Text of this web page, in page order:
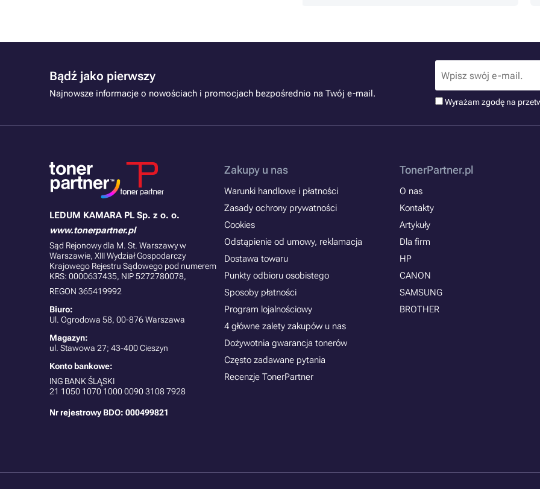
Bądź jako pierwszy
Najnowsze informacje o nowościach i promocjach bezpośrednio na Twój e-mail.
Wyrażam zgodę na
LEDUM KAMARA PL Sp. z o. o.
www.tonerpartner.pl
Sąd Rejonowy dla M. St. Warszawy w
Warszawie, XIII Wydział Gospodarczy
Krajowego Rejestru Sądowego pod numerem
KRS: 0000637435, NIP 5272780078,
REGON 365419992
Biuro:
Ul. Ogrodowa 58, 00-876 Warszawa
Magazyn:
ul. Stawowa 27; 43-400 Cieszyn
Konto bankowe:
ING BANK ŚLĄSKI
21 1050 1070 1000 0090 3108 7928
Nr rejestrowy BDO: 000499821
Zakupy u nas
Warunki handlowe i płatności
Zasady ochrony prywatności
Cookies
Odstąpienie od umowy, reklamacja
Dostawa towaru
Punkty odbioru osobistego
Sposoby płatności
Program lojalnościowy
4 główne zalety zakupów u nas
Dożywotnia gwarancja tonerów
Często zadawane pytania
Recenzje TonerPartner
TonerPartner.pl
O nas
Kontakty
Artykuły
Dla firm
HP
CANON
SAMSUNG
BROTHER